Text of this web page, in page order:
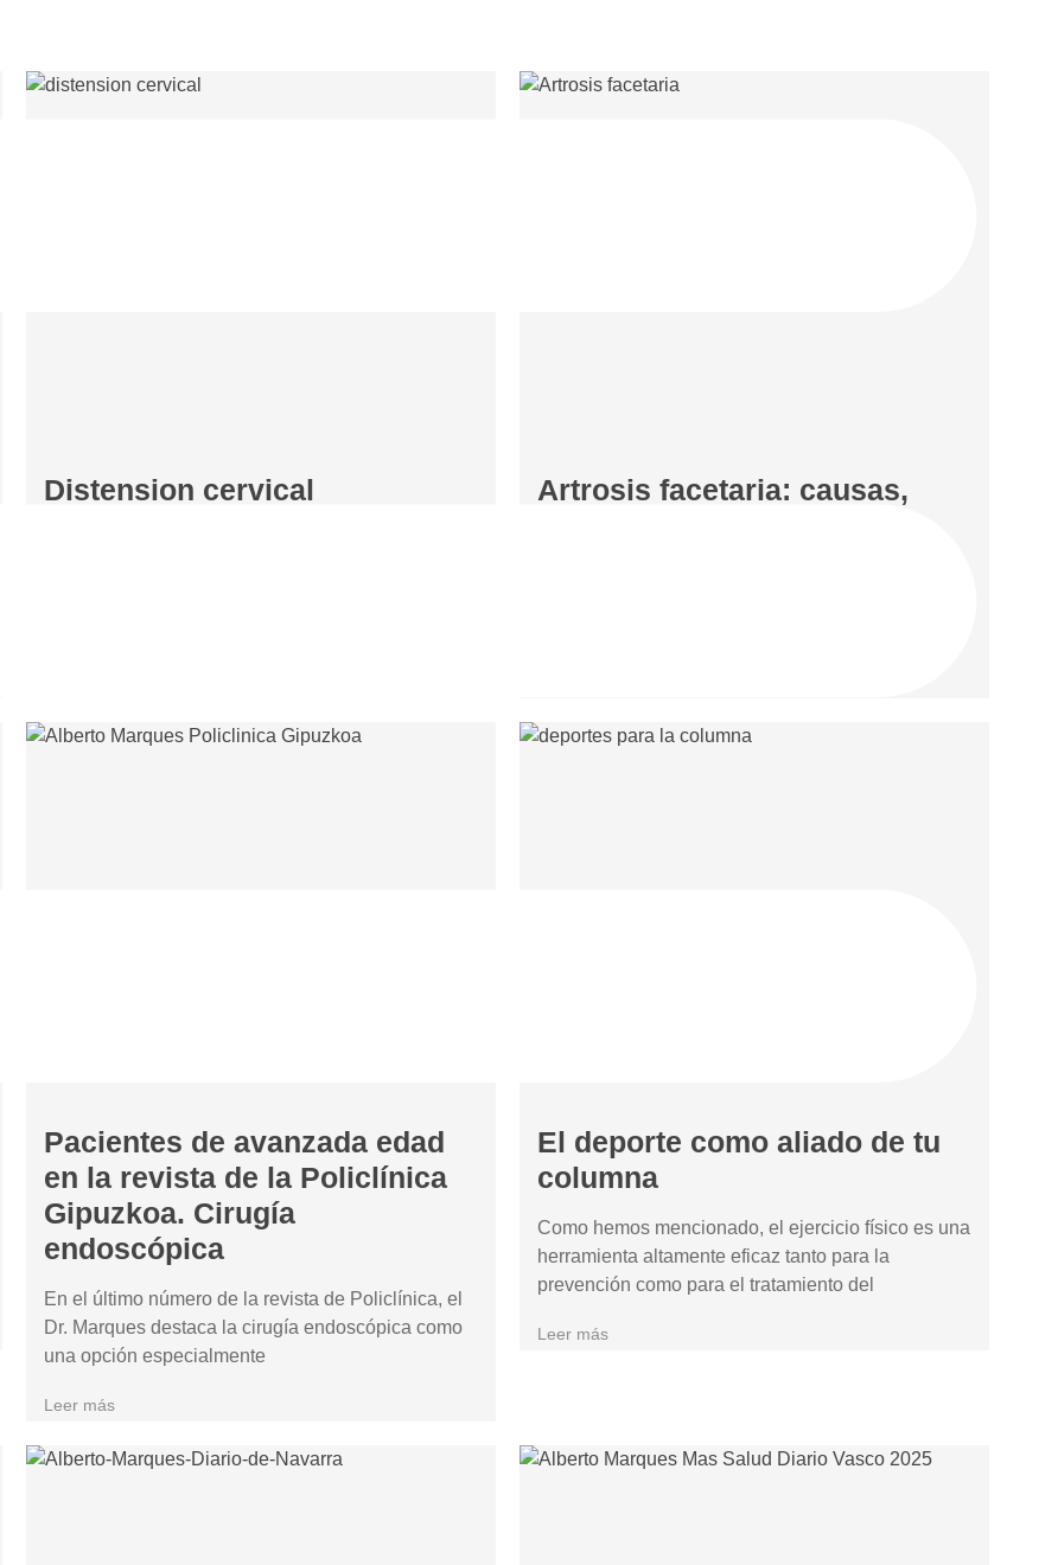
Distension cervical
Artrosis facetaria: causas,
Pacientes de avanzada edad
en la revista de la Policlínica
Gipuzkoa. Cirugía
endoscópica
En el último número de la revista de Policlínica, el
Dr. Marques destaca la cirugía endoscópica como
una opción especialmente
Leer más
El deporte como aliado de tu
columna
Como hemos mencionado, el ejercicio físico es una
herramienta altamente eficaz tanto para la
prevención como para el tratamiento del
Leer más